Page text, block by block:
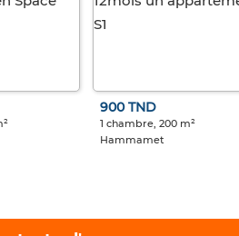
900 TND
1 chambre, 200 m²
Hammamet